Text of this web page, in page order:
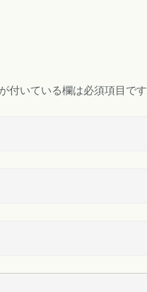
が付いている欄は必須項目です